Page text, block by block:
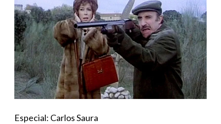
Especial: Carlos Saura